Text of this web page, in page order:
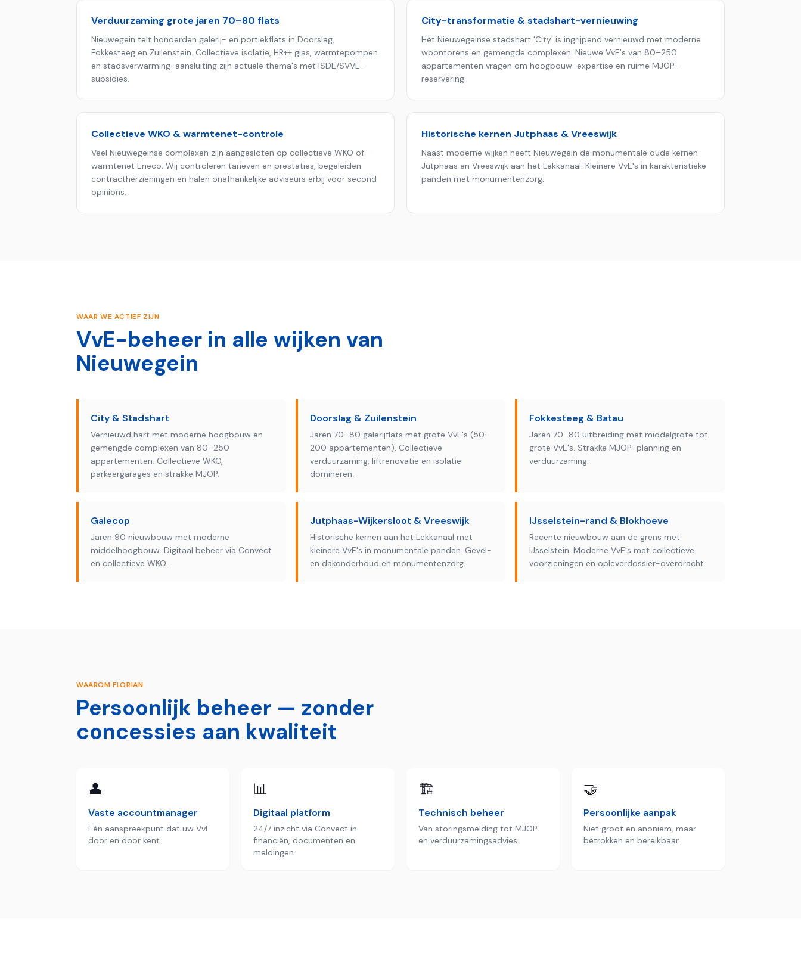
Verduurzaming grote jaren 70–80 flats
Nieuwegein telt honderden galerij- en portiekflats in Doorslag,
Fokkesteeg en Zuilenstein. Collectieve isolatie, HR++ glas, warmtepompen
en stadsverwarming-aansluiting zijn actuele thema's met ISDE/SVVE-
subsidies.
City-transformatie & stadshart-vernieuwing
Het Nieuwegeinse stadshart 'City' is ingrijpend vernieuwd met moderne
woontorens en gemengde complexen. Nieuwe VvE's van 80–250
appartementen vragen om hoogbouw-expertise en ruime MJOP-
reservering.
Collectieve WKO & warmtenet-controle
Veel Nieuwegeinse complexen zijn aangesloten op collectieve WKO of
warmtenet Eneco. Wij controleren tarieven en prestaties, begeleiden
contract­herzieningen en halen onafhankelijke adviseurs erbij voor second
opinions.
Historische kernen Jutphaas & Vreeswijk
Naast moderne wijken heeft Nieuwegein de monumentale oude kernen
Jutphaas en Vreeswijk aan het Lekkanaal. Kleinere VvE's in karakteristieke
panden met monumentenzorg.
WAAR WE ACTIEF ZIJN
VvE-beheer in alle wijken van
Nieuwegein
City & Stadshart
Vernieuwd hart met moderne hoogbouw en
gemengde complexen van 80–250
appartementen. Collectieve WKO,
parkeergarages en strakke MJOP.
Doorslag & Zuilenstein
Jaren 70–80 galerijflats met grote VvE's (50–
200 appartementen). Collectieve
verduurzaming, liftrenovatie en isolatie
domineren.
Fokkesteeg & Batau
Jaren 70–80 uitbreiding met middelgrote tot
grote VvE's. Strakke MJOP-planning en
verduurzaming.
Galecop
Jaren 90 nieuwbouw met moderne
middelhoogbouw. Digitaal beheer via Convect
en collectieve WKO.
Jutphaas-Wijkersloot & Vreeswijk
Historische kernen aan het Lekkanaal met
kleinere VvE's in monumentale panden. Gevel-
en dakonderhoud en monumentenzorg.
IJsselstein-rand & Blokhoeve
Recente nieuwbouw aan de grens met
IJsselstein. Moderne VvE's met collectieve
voorzieningen en opleverdossier-overdracht.
WAAROM FLORIAN
Persoonlijk beheer — zonder
concessies aan kwaliteit
👤
Vaste accountmanager
Eén aanspreekpunt dat uw VvE
door en door kent.
📊
Digitaal platform
24/7 inzicht via Convect in
financiën, documenten en
meldingen.
🏗️
Technisch beheer
Van storingsmelding tot MJOP
en verduurzamingsadvies.
🤝
Persoonlijke aanpak
Niet groot en anoniem, maar
betrokken en bereikbaar.